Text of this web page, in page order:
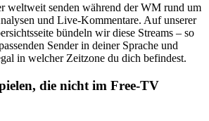
weltweit senden während der WM rund um
und Live-Kommentare. Auf unserer
bündeln wir diese Streams – so
Sender in deiner Sprache und
in welcher Zeitzone du dich befindest.
die nicht im Free-TV